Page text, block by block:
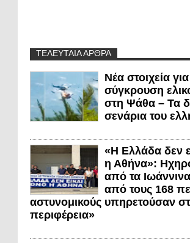
ΤΕΛΕΥΤΑΙΑ ΑΡΘΡΑ
Νέα στοιχεία
σύγκρουση
στη Ψάθα – Τα
σενάρια του
«Η Ελλάδα δεν
η Αθήνα»:
από τα
από τους 168
αστυνομικούς υπηρετούσαν
περιφέρεια»